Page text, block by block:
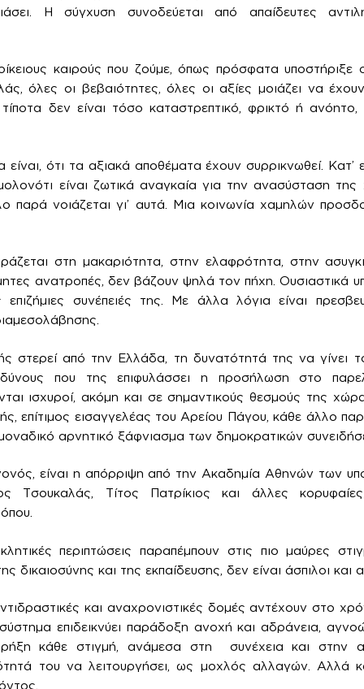
Η σύγχυση συνοδεύεται από απαίδευτες
καιρούς που ζούμε, όπως πρόσφατα υποστήριξε
όλες οι βεβαιότητες, όλες οι αξίες μοιάζει να
δεν είναι τόσο καταστρεπτικό, φρικτό ή
είναι, ότι τα αξιακά αποθέματα έχουν συρρικνωθεί. Κατ’
μολονότι είναι ζωτικά αναγκαία για την ανασύσταση
παρά νοιάζεται γι’ αυτά. Μια κοινωνία χαμηλών
στη μακαριότητα, στην ελαφρότητα, στην
ανατροπές, δεν βάζουν ψηλά τον πήχη. Ουσιαστικά
συνέπειές της. Με άλλα λόγια είναι
στερεί από την Ελλάδα, τη δυνατότητά της να γίνει
που της επιφυλάσσει η προσήλωση στο
ισχυροί, ακόμη και σε σημαντικούς θεσμούς της
επίτιμος εισαγγελέας του Αρείου Πάγου, κάθε άλλο
αρνητικό ξάφνιασμα των δημοκρατικών
είναι η απόρριψη από την Ακαδημία Αθηνών των
Τσουκαλάς, Τίτος Πατρίκιος και άλλες
περιπτώσεις παραπέμπουν στις πιο μαύρες
δικαιοσύνης και της εκπαίδευσης, δεν είναι άσπιλοι και
και αναχρονιστικές δομές αντέχουν στο
σύστημα επιδεικνύει παράδοξη ανοχή και αδράνεια,
κάθε στιγμή, ανάμεσα στη συνέχεια και στην
του να λειτουργήσει, ως μοχλός αλλαγών. Αλλά